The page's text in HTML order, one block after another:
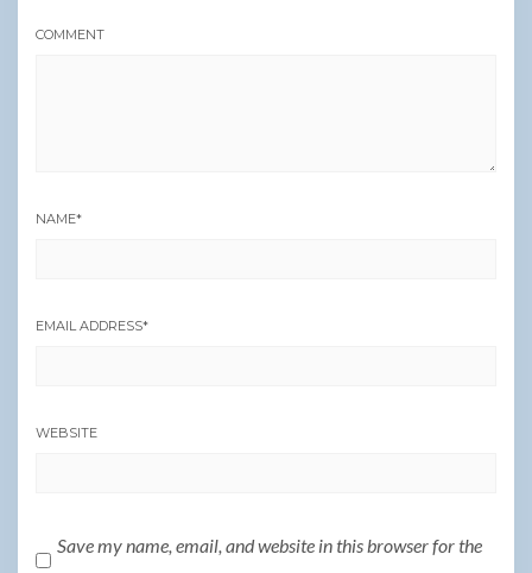
COMMENT
NAME*
EMAIL ADDRESS*
WEBSITE
Save my name, email, and website in this browser for the